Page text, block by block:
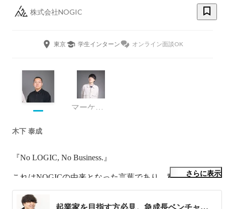
株式会社NOGIC
東京 学生インターン オンライン面談OK
マーケティング
木下 泰成
『No LOGIC, No Business.』
これはNOGICの由来となった言葉であり、私たちの信条
創業時よりマーケティング関連の事業を展開してきた弊社
さらに表示
起業家を目指す方必見。急成長ベンチャーの代表が語る、事業成長させるために必要な2つのポイントと長期インターンの選び方とは。